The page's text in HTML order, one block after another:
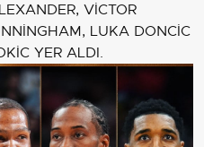
VİCTOR
LUKA DONCİC
YER ALDI.